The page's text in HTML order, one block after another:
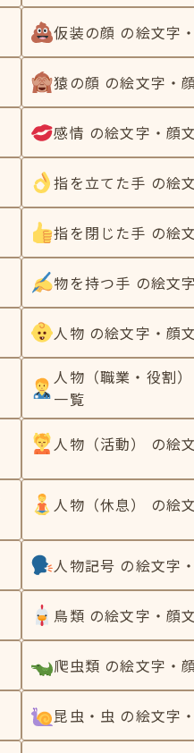
仮装の顔 の絵文字
猿の顔 の絵文字・
感情 の絵文字・顔
指を立てた手 の絵
指を閉じた手 の絵
物を持つ手 の絵文
人物 の絵文字・顔
人物（職業・役割
一覧
人物（活動） の絵
人物（休息） の絵
人物記号 の絵文字
鳥類 の絵文字・顔
爬虫類 の絵文字・
昆虫・虫 の絵文字